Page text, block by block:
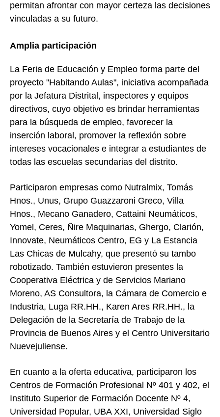
permitan afrontar con mayor certeza las decisiones
vinculadas a su futuro.
Amplia participación
La Feria de Educación y Empleo forma parte del
proyecto "Habitando Aulas", iniciativa acompañada
por la Jefatura Distrital, inspectores y equipos
directivos, cuyo objetivo es brindar herramientas
para la búsqueda de empleo, favorecer la
inserción laboral, promover la reflexión sobre
intereses vocacionales e integrar a estudiantes de
todas las escuelas secundarias del distrito.
Participaron empresas como Nutralmix, Tomás
Hnos., Unus, Grupo Guazzaroni Greco, Villa
Hnos., Mecano Ganadero, Cattaini Neumáticos,
Yomel, Ceres, Ñire Maquinarias, Ghergo, Clarión,
Innovate, Neumáticos Centro, EG y La Estancia
Las Chicas de Mulcahy, que presentó su tambo
robotizado. También estuvieron presentes la
Cooperativa Eléctrica y de Servicios Mariano
Moreno, AS Consultora, la Cámara de Comercio e
Industria, Luga RR.HH., Karen Ares RR.HH., la
Delegación de la Secretaría de Trabajo de la
Provincia de Buenos Aires y el Centro Universitario
Nuevejuliense.
En cuanto a la oferta educativa, participaron los
Centros de Formación Profesional Nº 401 y 402, el
Instituto Superior de Formación Docente Nº 4,
Universidad Popular, UBA XXI, Universidad Siglo